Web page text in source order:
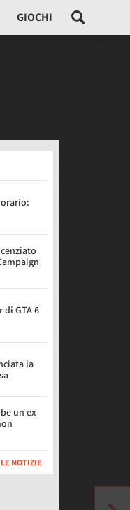
GIOCHI
GTA 6
la
un ex
NOTIZIE